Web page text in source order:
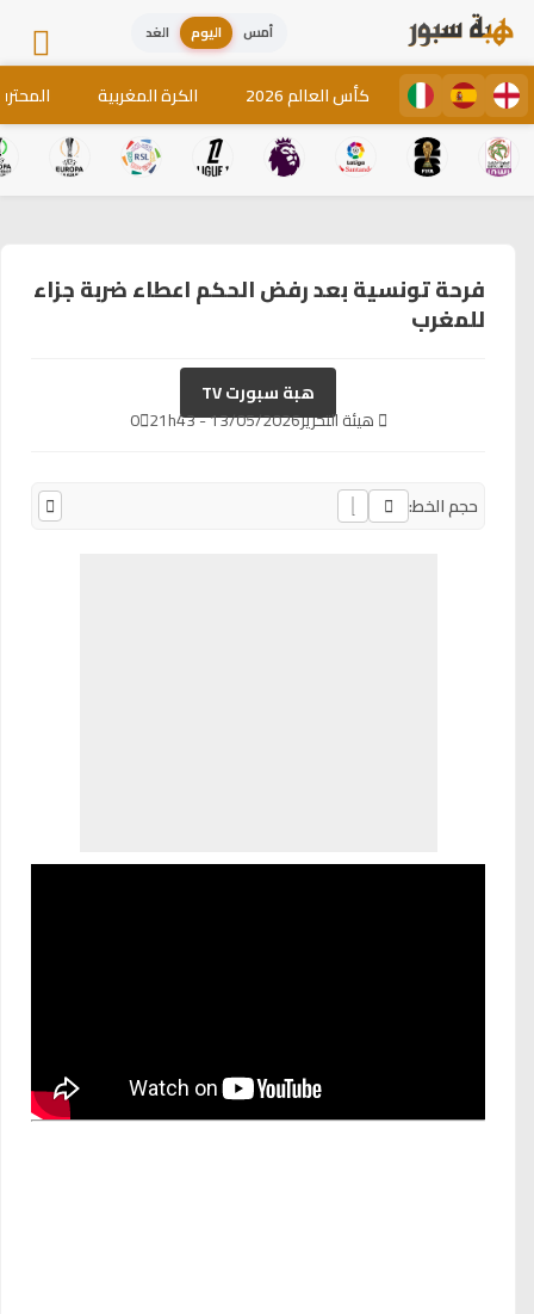
أمس اليوم الغد
كأس العالم 2026 الكرة المغربية
فرحة تونسية بعد رفض الحكم اعطاء ضربة جزاء
للمغرب
هبة سبورت TV
هيئة التحرير13/05/2026 - 21h43
0
حجم الخط: